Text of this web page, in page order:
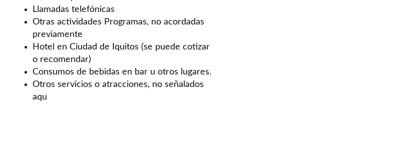
Llamadas telefónicas
Otras actividades Programas, no acordadas
previamente
Hotel en Ciudad de Iquitos (se puede cotizar
o recomendar)
Consumos de bebidas en bar u otros lugares.
Otros servicios o atracciones, no señalados
aqu